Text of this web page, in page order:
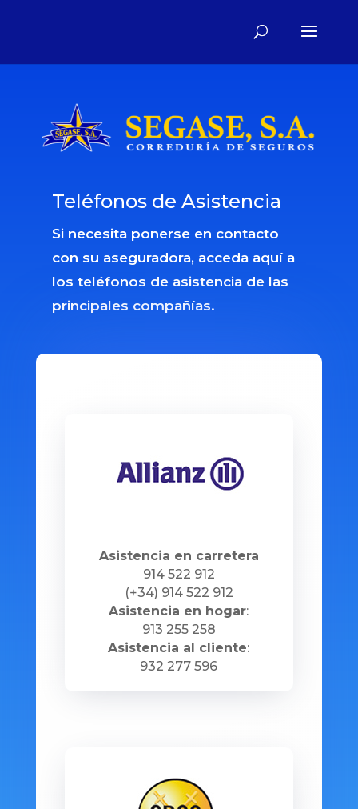
Teléfonos de Asistencia
Si necesita ponerse en contacto
con su aseguradora, acceda aquí a
los teléfonos de asistencia de las
principales compañías.
Asistencia en carretera
914 522 912
(+34) 914 522 912
Asistencia en hogar:
913 255 258
Asistencia al cliente:
932 277 596